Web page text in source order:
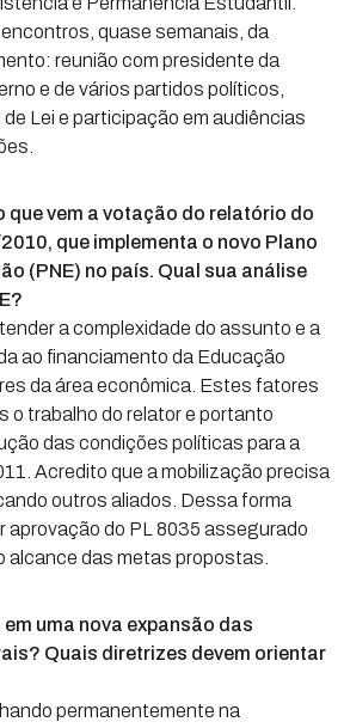
quase semanais, da
reunião com presidente da
e de vários partidos políticos,
Lei e participação em audiências
vem a votação do relatório do
que implementa o novo Plano
(PNE) no país. Qual sua análise
a complexidade do assunto e a
ao financiamento da Educação
da área econômica. Estes fatores
o trabalho do relator e portanto
das condições políticas para a
Acredito que a mobilização precisa
outros aliados. Dessa forma
aprovação do PL 8035 assegurado
alcance das metas propostas.
uma nova expansão das
Quais diretrizes devem orientar
permanentemente na